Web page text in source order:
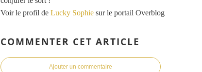
Voir le profil de Lucky Sophie sur le portail Overblog
COMMENTER CET ARTICLE
Ajouter un commentaire